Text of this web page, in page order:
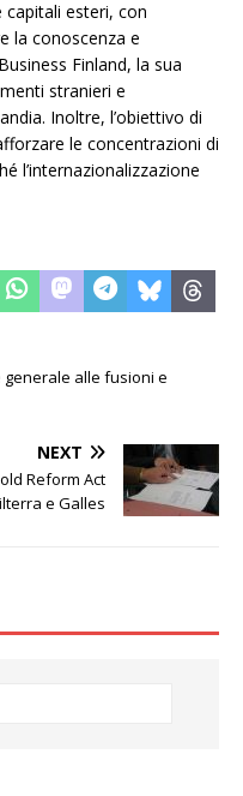
esteri, con
la conoscenza e
Finland, la sua
stranieri e
Inoltre, l’obiettivo di
le concentrazioni di
l’internazionalizzazione
alle fusioni e
NEXT
Reform Act
e Galles